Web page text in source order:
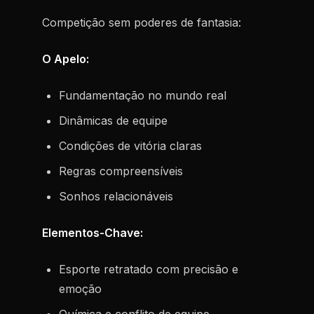
Competição sem poderes de fantasia:
O Apelo:
Fundamentação no mundo real
Dinâmicas de equipe
Condições de vitória claras
Regras compreensíveis
Sonhos relacionáveis
Elementos-Chave:
Esporte retratado com precisão e
emoção